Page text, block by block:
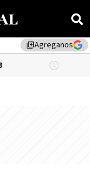
library_addAgreganos
DÓLAR